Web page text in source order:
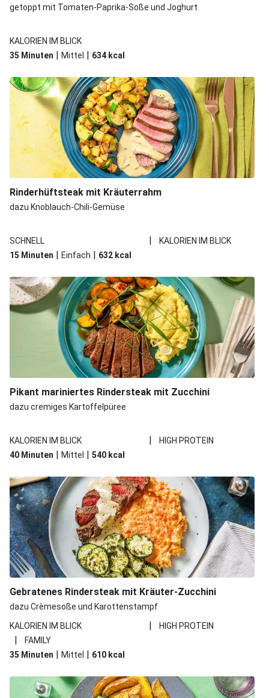
getoppt mit Tomaten-Paprika-Soße und Joghurt
KALORIEN IM BLICK
35 Minuten | Mittel | 634 kcal
Rinderhüftsteak mit Kräuterrahm
dazu Knoblauch-Chili-Gemüse
SCHNELL |
KALORIEN IM BLICK
15 Minuten | Einfach | 632 kcal
Pikant mariniertes Rindersteak mit Zucchini
dazu cremiges Kartoffelpüree
KALORIEN IM BLICK |
HIGH PROTEIN
40 Minuten | Mittel | 540 kcal
Gebratenes Rindersteak mit Kräuter-Zucchini
dazu Crèmesoße und Karottenstampf
KALORIEN IM BLICK
| HIGH PROTEIN
|
FAMILY
35 Minuten | Mittel | 610 kcal